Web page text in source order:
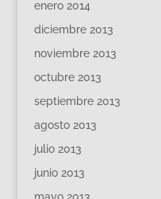
enero 2014
diciembre 2013
noviembre 2013
octubre 2013
septiembre 2013
agosto 2013
julio 2013
junio 2013